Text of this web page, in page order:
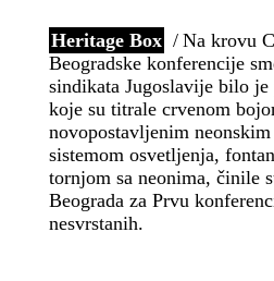
Heritage Box
Na krovu
Beogradske konferencije
sindikata Jugoslavije bilo
koje su titrale crvenom
novopostavljenim
sistemom osvetljenja,
tornjom sa neonima, činile
Beograda za Prvu
nesvrstanih.